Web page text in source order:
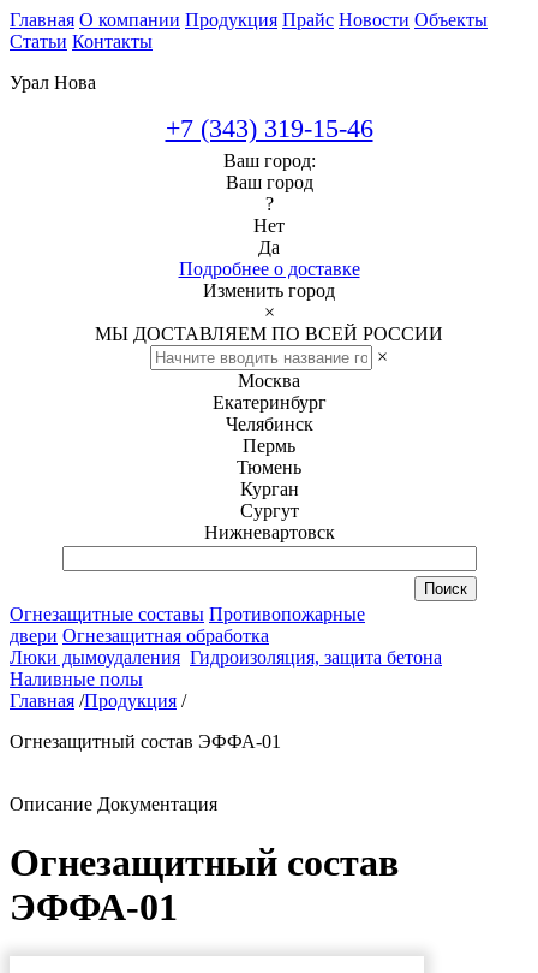
Главная О компании Продукция Прайс Новости Объекты
Статьи Контакты
Урал Нова
+7 (343) 319-15-46
Ваш город:
Ваш город
?
Нет
Да
Подробнее о доставке
Изменить город
×
МЫ ДОСТАВЛЯЕМ ПО ВСЕЙ РОССИИ
×
Москва
Екатеринбург
Челябинск
Пермь
Тюмень
Курган
Сургут
Нижневартовск
Огнезащитные составы Противопожарные
двери Огнезащитная обработка
Люки дымоудаления Гидроизоляция, защита бетона
Наливные полы
Главная /Продукция /
Огнезащитный состав ЭФФА-01
Описание Документация
Огнезащитный состав
ЭФФА-01